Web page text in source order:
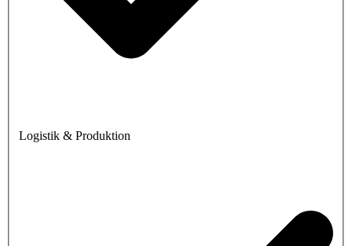
Logistik & Produktion